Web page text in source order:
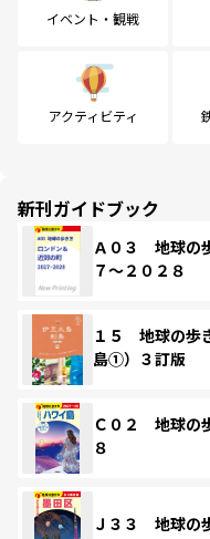
イベント・観戦
アクティビティ
新刊ガイドブック
Ａ０３ 地球の
７～２０２８
１５ 地球の
島①）３訂版
Ｃ０２ 地球の
８
Ｊ３３ 地球の